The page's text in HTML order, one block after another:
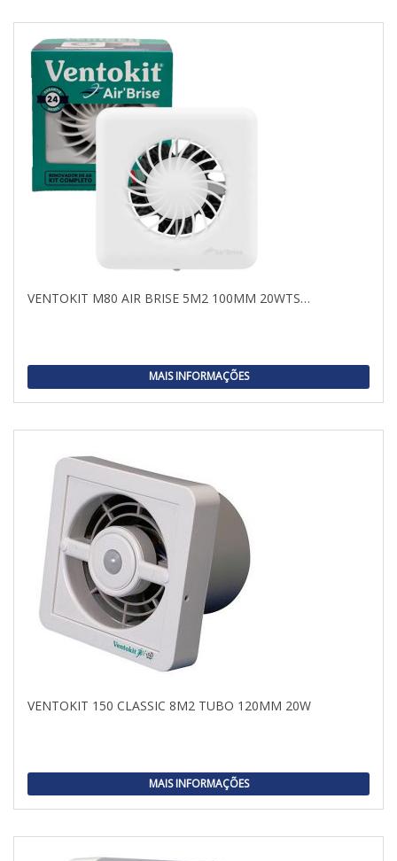
VENTOKIT M80 AIR BRISE 5M2 100MM 20WTS…
MAIS INFORMAÇÕES
VENTOKIT 150 CLASSIC 8M2 TUBO 120MM 20W
MAIS INFORMAÇÕES